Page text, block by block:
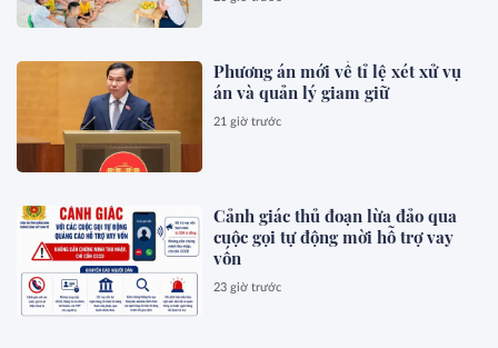
Phương án mới về tỉ lệ xét xử vụ
án và quản lý giam giữ
21 giờ trước
Cảnh giác thủ đoạn lừa đảo qua
cuộc gọi tự động mời hỗ trợ vay
vốn
23 giờ trước